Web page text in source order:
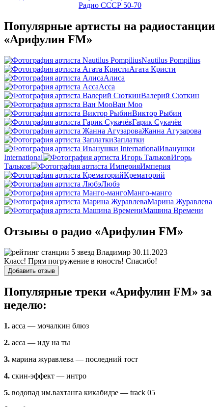
Радио СССР 50-70
Популярные артисты на радиостанции
«Арифулин FM»
Nautilus Pompilius
Агата Кристи
Алиса
Асса
Валерий Сюткин
Ван Моо
Виктор Рыбин
Гарик Сукачёв
Жанна Агузарова
Заплатки
Иванушки
International
Игорь
Тальков
Империя
Крематорий
Любэ
Манго-манго
Марина Журавлева
Машина Времени
Отзывы о радио «Арифулин FM»
Владимир 30.11.2023
Класс! Прям погружение в юность! Спасибо!
Добавить отзыв
Популярные треки «Арифулин FM» за
неделю:
1. асса — мочалкин блюз
2. асса — иду на ты
3. марина журавлева — последний тост
4. скин-эффект — интро
5. водопад им.вахтанга кикабидзе — track 05